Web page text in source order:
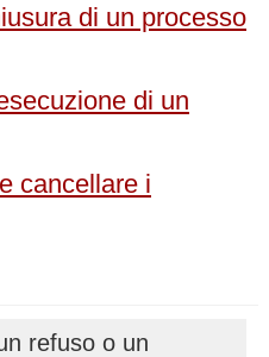
di un processo
di un
cancellare i
refuso o un